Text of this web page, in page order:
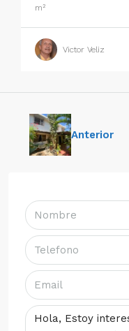
m²
Victor Veliz
Anterior